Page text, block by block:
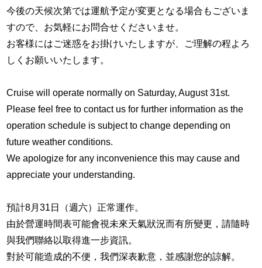
今後の天候次第では運航予定が変更となる場合もございま
すので、お気軽にお問合せくださいませ。
お客様にはご迷惑をお掛けいたしますが、ご理解の程よろ
しくお願いいたします。
Cruise will operate normally on Saturday, August 31st.
Please feel free to contact us for further information as the
operation schedule is subject to change depending on
future weather conditions.
We apologize for any inconvenience this may cause and
appreciate your understanding.
預計8月31日（週六）正常運作。
由於營運時間表可能會視未來天氣狀況而有所變更，請隨時
與我們聯絡以取得進一步資訊。
對於可能造成的不便，我們深表歉意，並感謝您的諒解。